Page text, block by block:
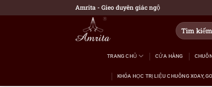
qua
Amrita - Gieo duyên giác ngộ
Tìm
kiếm:
TRANG CHỦ CỬA HÀNG
KHÓA HỌC TRỊ LIỆU CHUÔNG XOAY,